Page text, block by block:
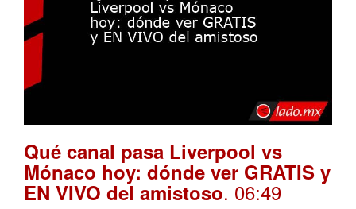
Qué canal pasa Liverpool vs
Mónaco hoy: dónde ver GRATIS y
EN VIVO del amistoso. 06:49